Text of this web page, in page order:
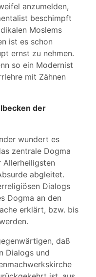
anzumelden,
beschimpft
Moslems
ist es schon
ernst zu nehmen.
so ein Modernist
mit Zähnen
der
wundert es
zentrale Dogma
Allerheiligsten
abgleitet.
Dialogs
Dogma an den
erklärt, bzw. bis
daß
Dialogs und